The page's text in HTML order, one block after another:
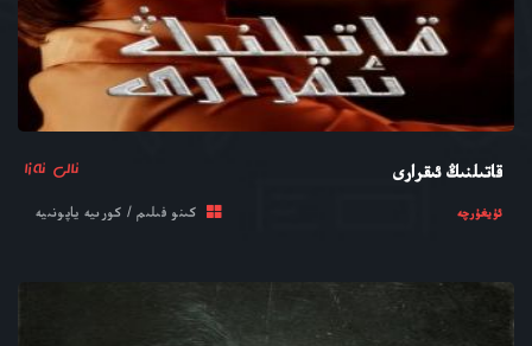
قاتىلنىڭ ئىقرارى ئالى ئەزا
ئۇيغۇرچە كىنو فىلىم / كورىيە ياپونىيە